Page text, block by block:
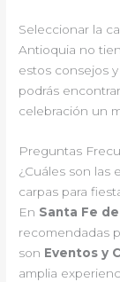
Seleccionar la
Antioquia no
estos consejos
podrás
celebración un
Preguntas
¿Cuáles son las
carpas para
En Santa Fe
recomendadas
son Eventos y
amplia